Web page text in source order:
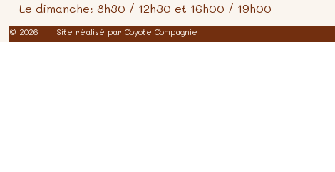
Le dimanche: 8h30 / 12h30 et 16h00 / 19h00
© 2026 Site réalisé parCoyote Compagnie